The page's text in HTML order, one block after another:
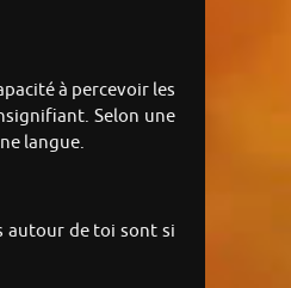
à percevoir les
Selon une
langue.
autour de toi sont si